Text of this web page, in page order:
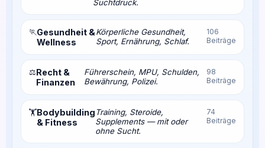
Suchtdruck.
🏃Gesundheit &
Wellness
Körperliche Gesundheit,
Sport, Ernährung, Schlaf.
106
Beiträge
⚖️Recht &
Finanzen
Führerschein, MPU, Schulden,
Bewährung, Polizei.
98
Beiträge
🏋️Bodybuilding
& Fitness
Training, Steroide,
Supplements — mit oder
ohne Sucht.
74
Beiträge